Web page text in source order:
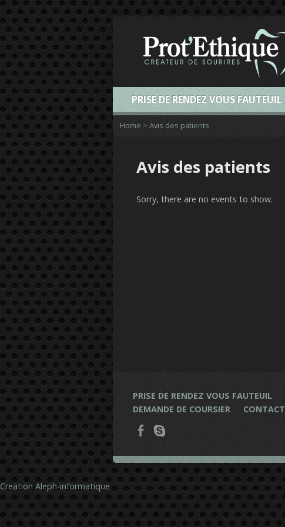
PRISE DE RENDEZ VOUS FAUTEUIL
Home > Avis des patients
Avis des patients
Sorry, there are no events to show.
PRISE DE RENDEZ VOUS FAUTEUIL
DEMANDE DE COURSIER
CONTACT
Creation Aleph-informatique